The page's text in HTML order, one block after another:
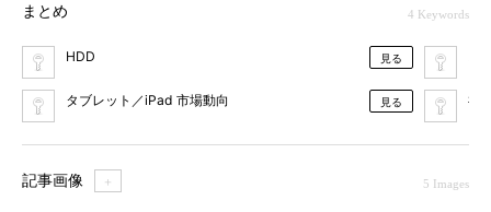
まとめ 4 Keywords
HDD 見る
タブレット／iPad 市場動向 見る 福
記事画像 ＋ 5 Images